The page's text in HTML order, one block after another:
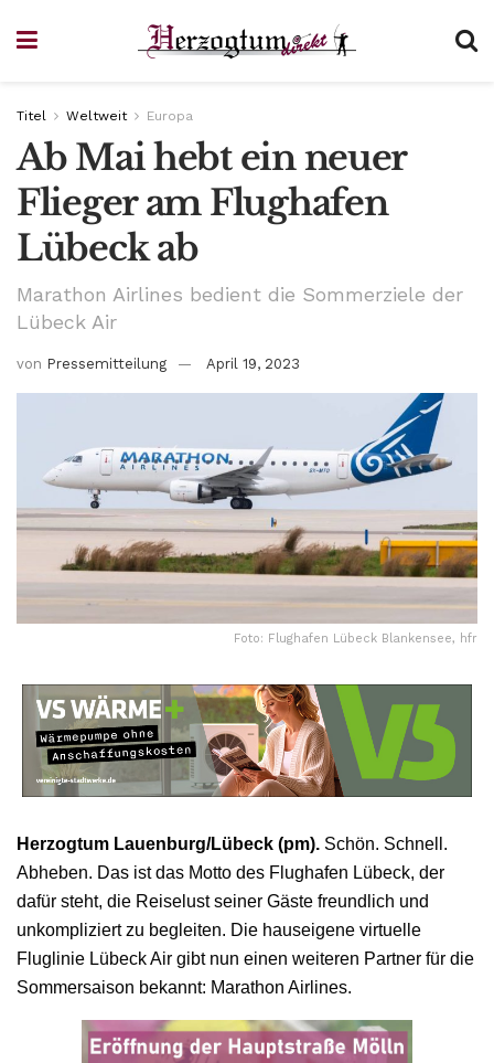
Titel Weltweit Europa
Ab Mai hebt ein neuer
Flieger am Flughafen
Lübeck ab
Marathon Airlines bedient die Sommerziele der
Lübeck Air
von Pressemitteilung April 19, 2023
Foto: Flughafen Lübeck Blankensee, hfr
Herzogtum Lauenburg/Lübeck (pm). Schön. Schnell.
Abheben. Das ist das Motto des Flughafen Lübeck, der
dafür steht, die Reiselust seiner Gäste freundlich und
unkompliziert zu begleiten. Die hauseigene virtuelle
Fluglinie Lübeck Air gibt nun einen weiteren Partner für die
Sommersaison bekannt: Marathon Airlines.